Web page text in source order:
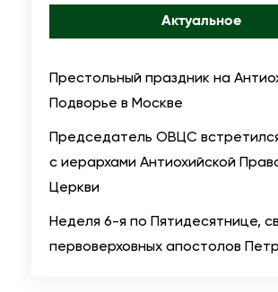
Актуальное
Престольный праздник на
Подворье в Москве
Председатель ОВЦС
с иерархами Антиохийской
Церкви
Неделя 6-я по Пятидесятнице,
первоверховных апостолов